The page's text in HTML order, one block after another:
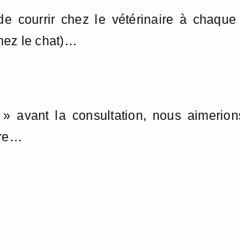
courrir chez le vétérinaire à
le chat)…
avant la consultation, nous